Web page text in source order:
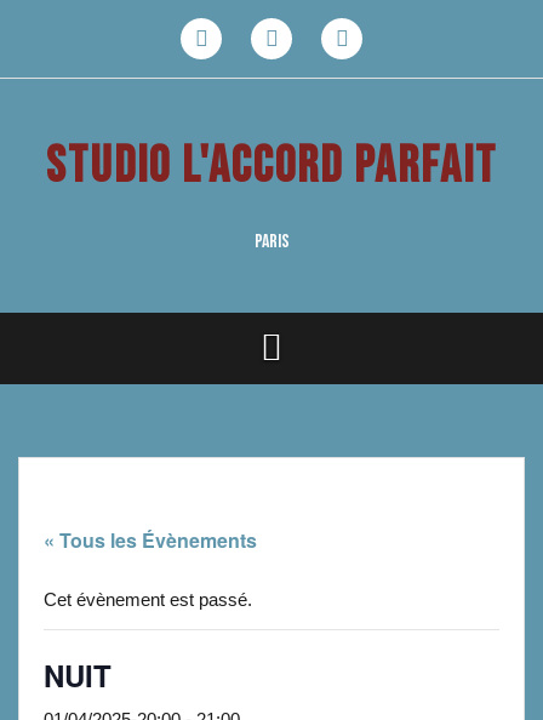
STUDIO L'ACCORD PARFAIT
PARIS
« Tous les Évènements
Cet évènement est passé.
NUIT